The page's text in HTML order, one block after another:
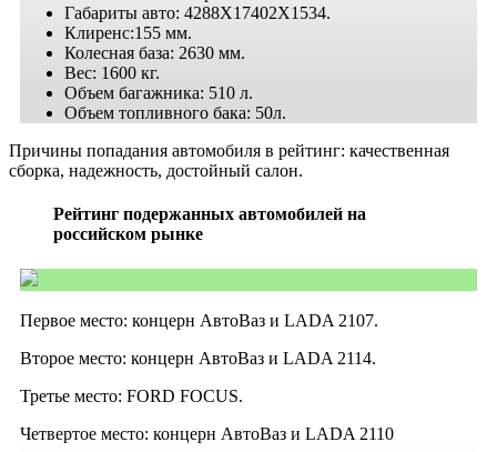
Габариты авто: 4288X17402X1534.
Клиренс:155 мм.
Колесная база: 2630 мм.
Вес: 1600 кг.
Объем багажника: 510 л.
Объем топливного бака: 50л.
Причины попадания автомобиля в рейтинг: качественная
сборка, надежность, достойный салон.
Рейтинг подержанных автомобилей на
российском рынке
Первое место: концерн АвтоВаз и LADA 2107.
Второе место: концерн АвтоВаз и LADA 2114.
Третье место: FORD FOCUS.
Четвертое место: концерн АвтоВаз и LADA 2110